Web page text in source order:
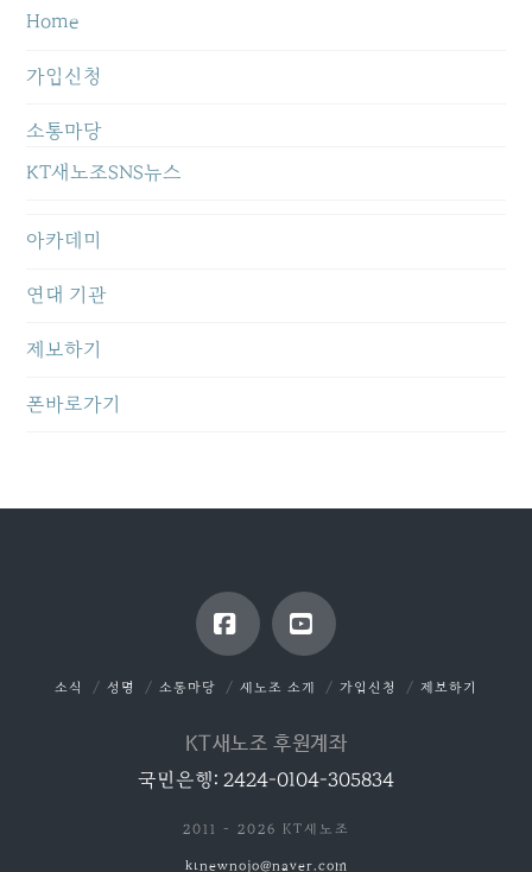
Home
가입신청
소통마당
KT새노조SNS뉴스
아카데미
연대 기관
제보하기
폰바로가기
FacebookYouTube
소식 성명 소통마당 새노조 소개 가입신청 제보하기
KT새노조 후원계좌
국민은행: 2424-0104-305834
2011 - 2026 KT새노조
ktnewnojo@naver.com